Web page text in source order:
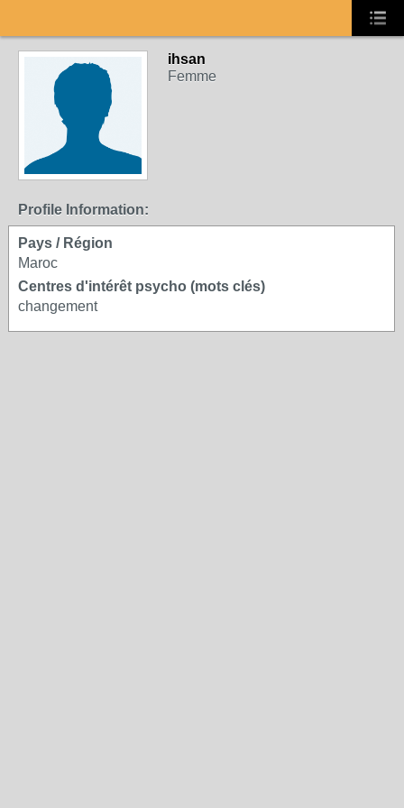
ihsan
Femme
Profile Information:
Pays / Région
Maroc
Centres d'intérêt psycho (mots clés)
changement